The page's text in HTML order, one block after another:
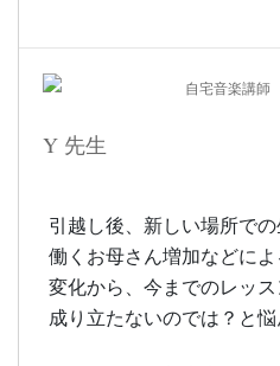
自宅音楽講師
Y 先生
引越し後、新しい場所での
働くお母さん増加などに
変化から、今までのレッ
成り立たないのでは？と悩